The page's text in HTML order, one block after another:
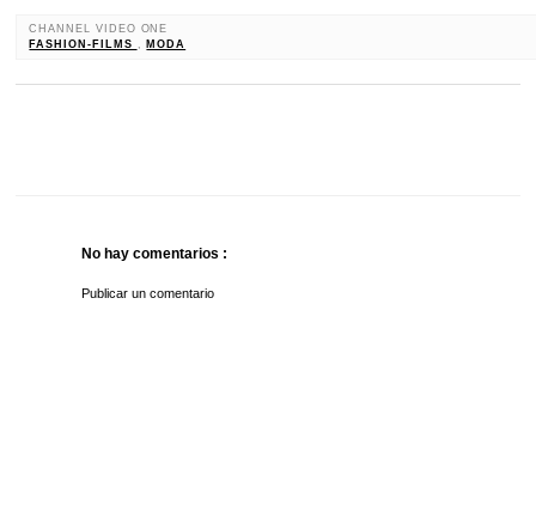
CHANNEL VIDEO ONE
FASHION-FILMS
MODA
No hay comentarios :
Publicar un comentario